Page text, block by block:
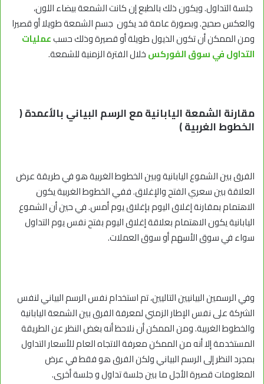
جلسة التداول. ويكون ذلك بالطبع إن كانت الشمعة بيضاء اللون،
والعكس صحيح. وبصورة عامة قد يكون جسم الشمعة طويلا أو قصيرا
ومن الممكن أن تكون الذيول طويلة أو قصيرة وذلك حسبعمليات
التداول في سوق الفوركسخلال الفترة الزمنية للشمعة.
مقارنة الشمعة اليابانية مع الرسم البياني بالأعمدة (
الخطوط الغربية )
الفرق بين الشموع اليابانية وبين الخطوط الغربية هو في طريقة عرض
العلاقة بين سعري الفتح والإغلاق. ففي الخطوط الغربية يكون
الاهتمام بمقارنة إغلاق اليوم بإغلاق يوم أمس. في حين أن الشموع
اليابانية يكون الاهتمام بعلاقة إغلاق اليوم بفتح نفس يوم التداول
سواء في سوق الأسهم أو سوق العملات.
وفي الرسمين البيانيين التاليين، تم استخدام نفس الرسم البياني لنفس
الشركة على نفس الإطار الزمني لمعرفة الفرق بين الشمعة اليابانية
والخطوط الغربية. ومن الممكن أن نلاحظ أنه بغض النظر عن الطريقة
المستخدمة إلا أنه من الممكن معرفة الاتجاه العام للأسعار التداول
بمجرد النظر إلى الرسم البياني ولكن الفرق هو فقط في عرض
المعلومات قصيرة الأجل ما بين جلسة تداول و جلسة أخرى.